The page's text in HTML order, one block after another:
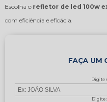
Escolha o refletor de led 100w
com eficiência e eficácia.
FAÇA UM
Digite
Digite